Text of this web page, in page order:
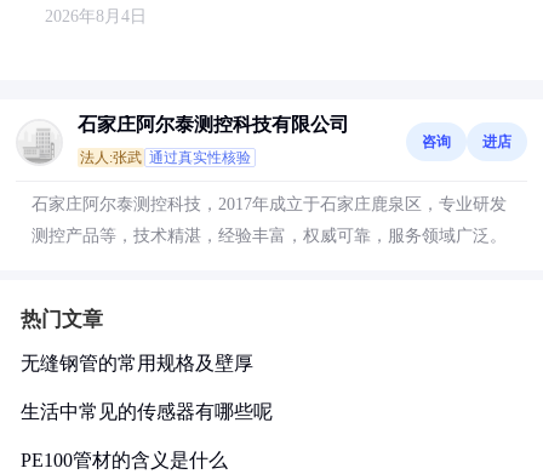
2026年8月4日
石家庄阿尔泰测控科技有限公司
法人:张武 通过真实性核验
咨询 进店
石家庄阿尔泰测控科技，2017年成立于石家庄鹿泉区，专业研发
测控产品等，技术精湛，经验丰富，权威可靠，服务领域广泛。
热门文章
无缝钢管的常用规格及壁厚
生活中常见的传感器有哪些呢
PE100管材的含义是什么